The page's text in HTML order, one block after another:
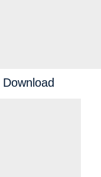
Download